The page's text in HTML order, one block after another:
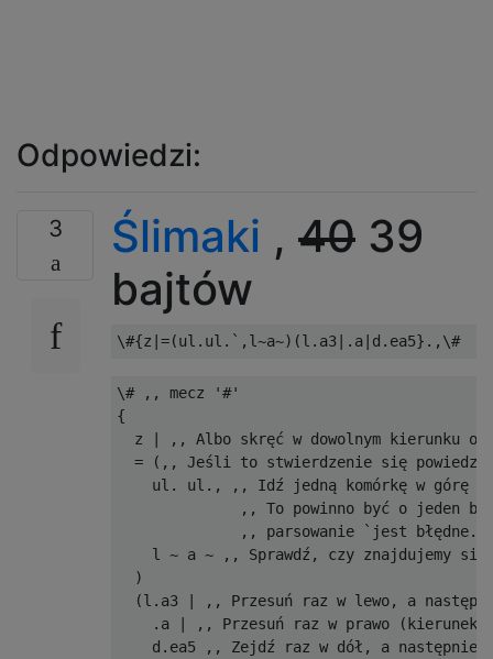
Odpowiedzi:
3 Ślimaki , 40 39
bajtów
\# ,, mecz '#'
{
z | ,, Albo skręć w dowolnym kierunku o
= (,, Jeśli to stwierdzenie się
ul. ul., ,, Idź jedną komórkę w górę
,, To powinno być o jeden
              ,, parsowanie `jest błędne.
l ~ a ~ ,, Sprawdź, czy znajdujemy
  )
(l.a3 | ,, Przesuń raz w lewo, a
.a | ,, Przesuń raz w prawo (kierunek
d.ea5 ,, Zejdź raz w dół, a następnie